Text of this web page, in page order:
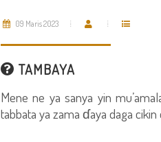
09 Maris 2023
TAMBAYA
Mene ne ya sanya yin
tabbata ya zama ɗaya daga